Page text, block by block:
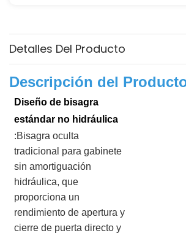
Detalles Del Producto
Descripción del
Diseño de bisagra
estándar no hidráulica
:Bisagra oculta
tradicional para gabinete
sin amortiguación
hidráulica, que
proporciona un
rendimiento de apertura y
cierre de puerta directo y